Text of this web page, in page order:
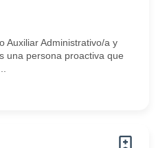
Auxiliar Administrativo/a y
una persona proactiva que